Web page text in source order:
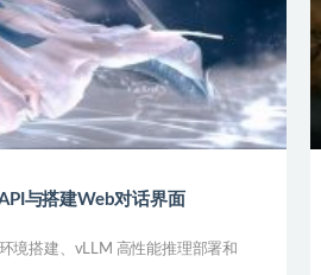
与搭建Web对话界面
境搭建、vLLM 高性能推理部署和